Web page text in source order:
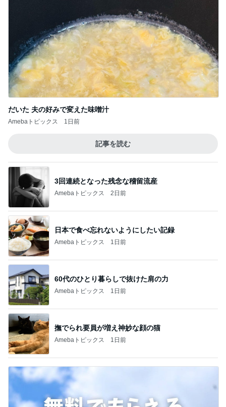
だいた 夫の好みで変えた味噌汁
Amebaトピックス 1日前
記事を読む
Amebaトピックス 2日前
日本で食べ忘れないようにしたい記録
Amebaトピックス 1日前
60代のひとり暮らしで抜けた肩の力
Amebaトピックス 1日前
撫でられ要員が増え神妙な顔の猫
Amebaトピックス 1日前